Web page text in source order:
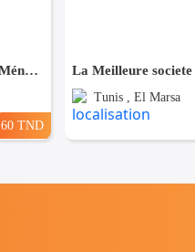
La Meilleure societe de Femmes de Ménage A Bardo
60 TND
Tunis , El Marsa